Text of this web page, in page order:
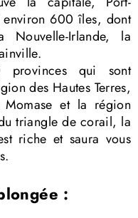
environ 600 îles, dont
Irlande, la
qui sont
des Hautes Terres,
et la région
triangle de corail, la
riche et saura vous
: